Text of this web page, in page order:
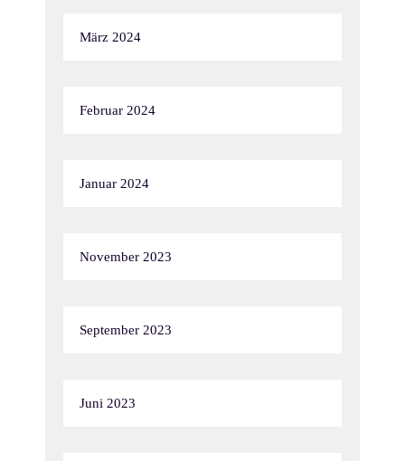
März 2024
Februar 2024
Januar 2024
November 2023
September 2023
Juni 2023